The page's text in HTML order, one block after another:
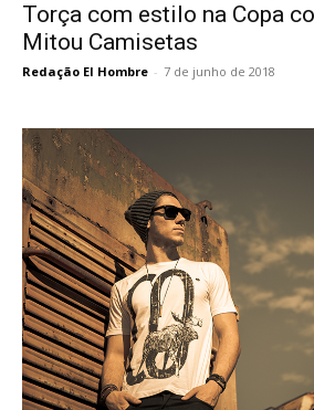
Torça com estilo na Copa
Mitou Camisetas
Redação El Hombre - 7 de junho de 2018